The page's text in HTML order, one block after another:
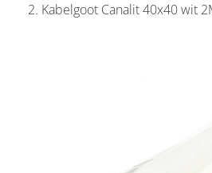
2. Kabelgoot Canalit 40x40 wit